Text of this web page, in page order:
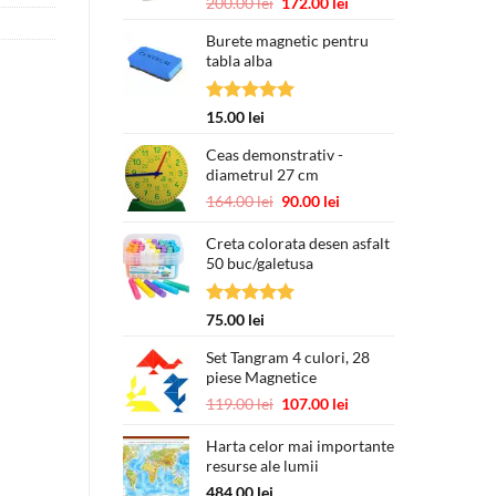
a
200.00 lei.
este:
Burete magnetic pentru
tabla alba
Evaluat la
15.00 lei
Ceas demonstrativ -
diametrul 27 cm
164.00lei Prețul
a
fost:
164.00 lei.
90.00 lei
este:
Creta colorata desen asfalt
50 buc/galetusa
Evaluat la
75.00 lei
Set Tangram 4 culori, 28
piese Magnetice
119.00lei Prețul
a
fost:
107.00 lei
este:
Harta celor mai importante
resurse ale lumii
484.00 lei